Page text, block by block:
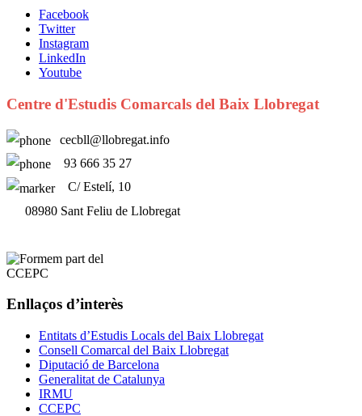
Facebook
Twitter
Instagram
LinkedIn
Youtube
Centre d'Estudis Comarcals del Baix Llobregat
cecbll@llobregat.info
93 666 35 27
C/ Estelí, 10
08980 Sant Feliu de Llobregat
Enllaços d’interès
Entitats d’Estudis Locals del Baix Llobregat
Consell Comarcal del Baix Llobregat
Diputació de Barcelona
Generalitat de Catalunya
IRMU
CCEPC